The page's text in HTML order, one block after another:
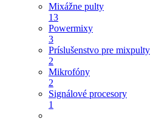
Mixážne pulty
13
Powermixy
3
Príslušenstvo pre mixpulty
2
Mikrofóny
2
Signálové procesory
1